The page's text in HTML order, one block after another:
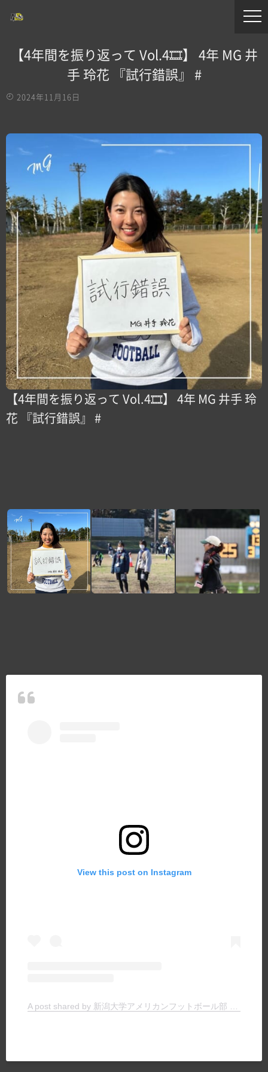
【4年間を振り返って Vol.4🎞️】 4年 MG 井
手 玲花 『試行錯誤』 #
2024年11月16日
【4年間を振り返って Vol.4🎞️】 4年 MG 井手 玲
花 『試行錯誤』 #
View this post on Instagram